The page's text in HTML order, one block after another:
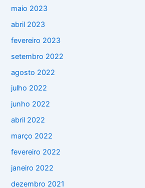
maio 2023
abril 2023
fevereiro 2023
setembro 2022
agosto 2022
julho 2022
junho 2022
abril 2022
março 2022
fevereiro 2022
janeiro 2022
dezembro 2021